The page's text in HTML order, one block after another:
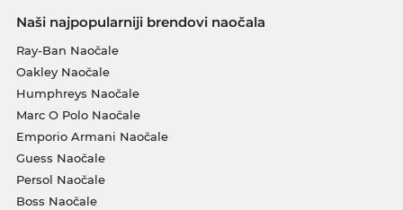
Naši najpopularniji brendovi naočala
Ray-Ban Naočale
Oakley Naočale
Humphreys Naočale
Marc O Polo Naočale
Emporio Armani Naočale
Guess Naočale
Persol Naočale
Boss Naočale